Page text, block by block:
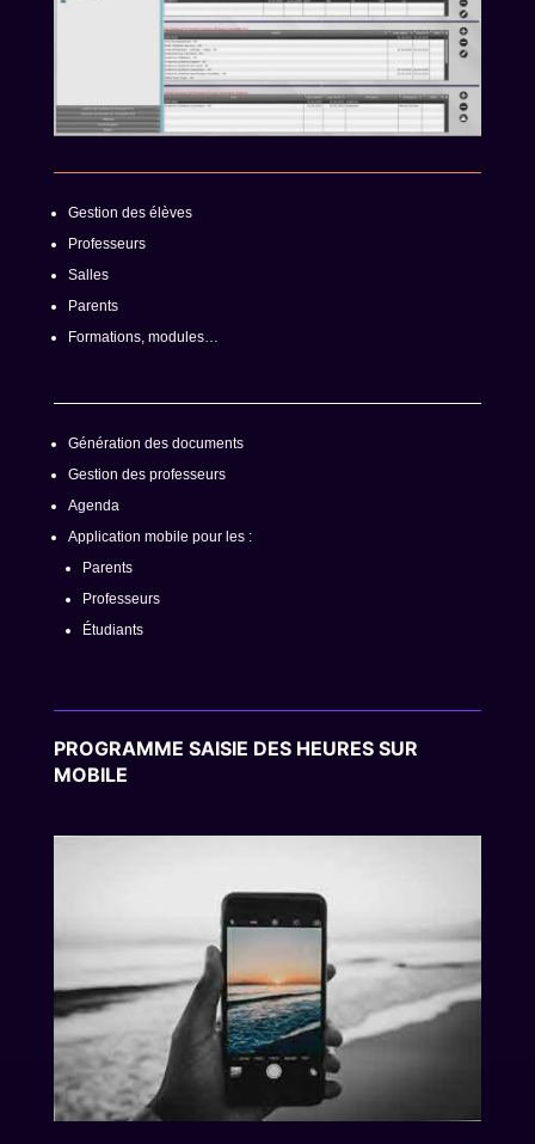
Gestion des élèves
Professeurs
Salles
Parents
Formations, modules…
Génération des documents
Gestion des professeurs
Agenda
Application mobile pour les :
Parents
Professeurs
Étudiants
PROGRAMME SAISIE DES HEURES SUR
MOBILE